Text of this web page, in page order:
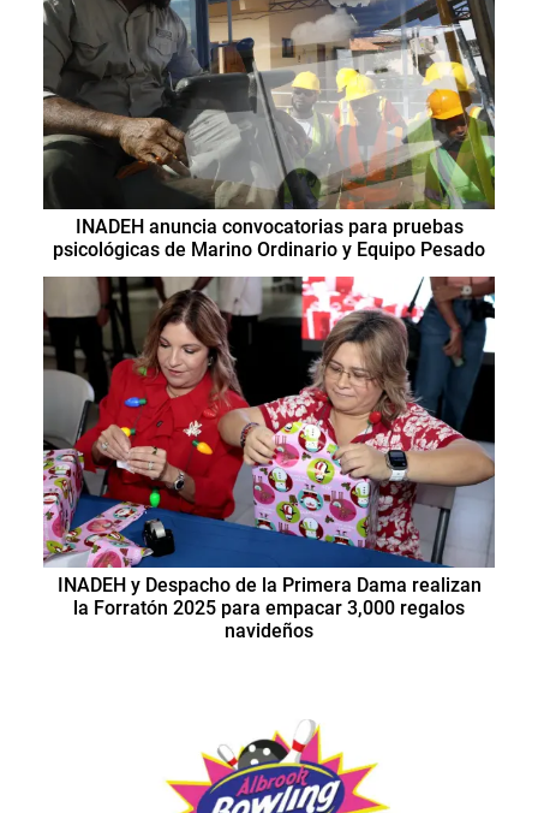
INADEH anuncia convocatorias para pruebas
psicológicas de Marino Ordinario y Equipo Pesado
INADEH y Despacho de la Primera Dama realizan
la Forratón 2025 para empacar 3,000 regalos
navideños